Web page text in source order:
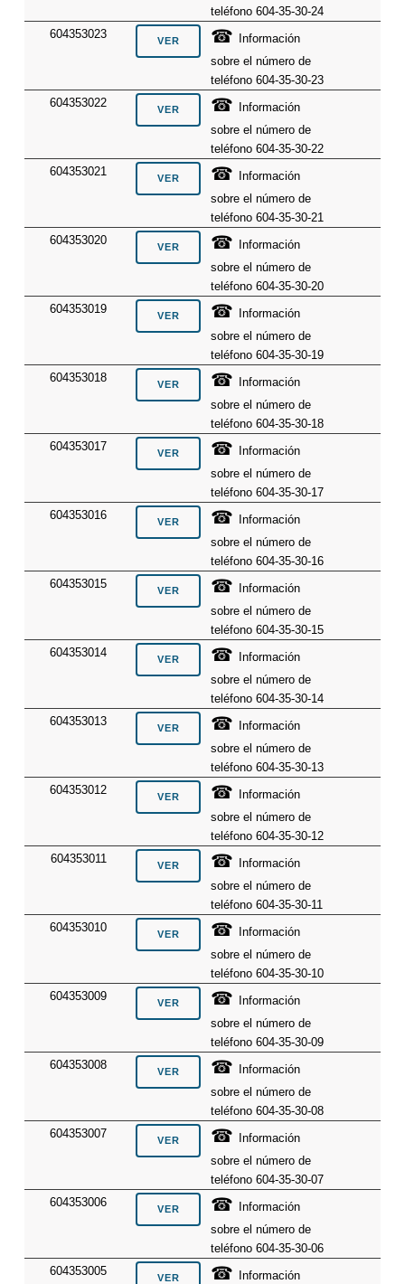
teléfono 604-35-30-24
604353023
☎ Información
sobre el número de
teléfono 604-35-30-23
604353022
☎ Información
sobre el número de
teléfono 604-35-30-22
604353021
☎ Información
sobre el número de
teléfono 604-35-30-21
604353020
☎ Información
sobre el número de
teléfono 604-35-30-20
604353019
☎ Información
sobre el número de
teléfono 604-35-30-19
604353018
☎ Información
sobre el número de
teléfono 604-35-30-18
604353017
☎ Información
sobre el número de
teléfono 604-35-30-17
604353016
☎ Información
sobre el número de
teléfono 604-35-30-16
604353015
☎ Información
sobre el número de
teléfono 604-35-30-15
604353014
☎ Información
sobre el número de
teléfono 604-35-30-14
604353013
☎ Información
sobre el número de
teléfono 604-35-30-13
604353012
☎ Información
sobre el número de
teléfono 604-35-30-12
604353011
☎ Información
sobre el número de
teléfono 604-35-30-11
604353010
☎ Información
sobre el número de
teléfono 604-35-30-10
604353009
☎ Información
sobre el número de
teléfono 604-35-30-09
604353008
☎ Información
sobre el número de
teléfono 604-35-30-08
604353007
☎ Información
sobre el número de
teléfono 604-35-30-07
604353006
☎ Información
sobre el número de
teléfono 604-35-30-06
604353005
☎ Información